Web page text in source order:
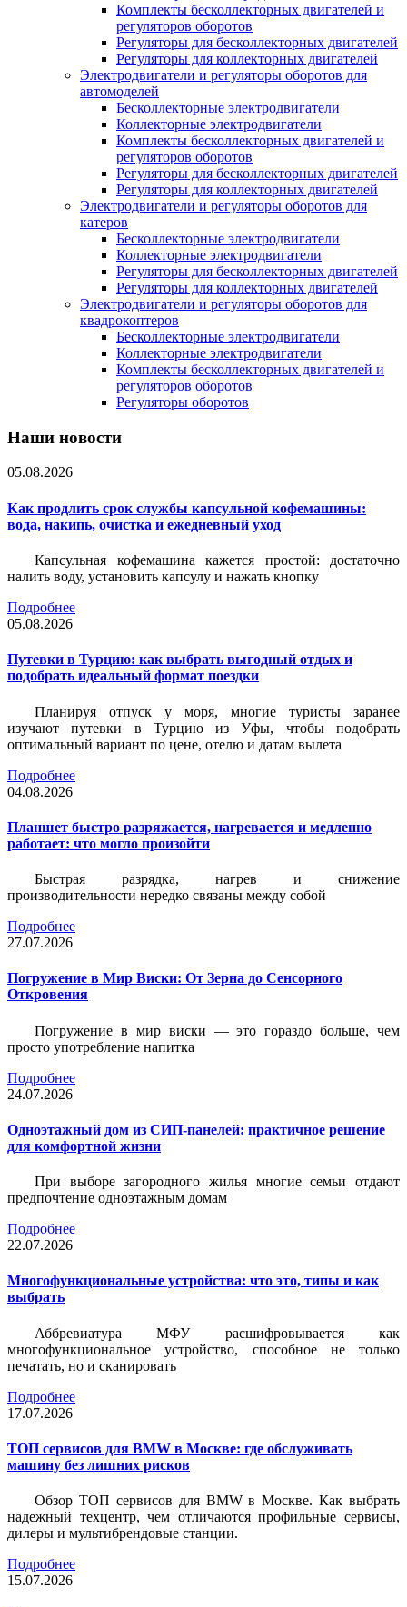
Комплекты бесколлекторных двигателей и
регуляторов оборотов
Регуляторы для бесколлекторных двигателей
Регуляторы для коллекторных двигателей
Электродвигатели и регуляторы оборотов для
автомоделей
Бесколлекторные электродвигатели
Коллекторные электродвигатели
Комплекты бесколлекторных двигателей и
регуляторов оборотов
Регуляторы для бесколлекторных двигателей
Регуляторы для коллекторных двигателей
Электродвигатели и регуляторы оборотов для
катеров
Бесколлекторные электродвигатели
Коллекторные электродвигатели
Регуляторы для бесколлекторных двигателей
Регуляторы для коллекторных двигателей
Электродвигатели и регуляторы оборотов для
квадрокоптеров
Бесколлекторные электродвигатели
Коллекторные электродвигатели
Комплекты бесколлекторных двигателей и
регуляторов оборотов
Регуляторы оборотов
Наши новости
05.08.2026
Как продлить срок службы капсульной кофемашины:
вода, накипь, очистка и ежедневный уход
Капсульная кофемашина кажется простой: достаточно
налить воду, установить капсулу и нажать кнопку
Подробнее
05.08.2026
Путевки в Турцию: как выбрать выгодный отдых и
подобрать идеальный формат поездки
Планируя отпуск у моря, многие туристы заранее
изучают путевки в Турцию из Уфы, чтобы подобрать
оптимальный вариант по цене, отелю и датам вылета
Подробнее
04.08.2026
Планшет быстро разряжается, нагревается и медленно
работает: что могло произойти
Быстрая разрядка, нагрев и снижение
производительности нередко связаны между собой
Подробнее
27.07.2026
Погружение в Мир Виски: От Зерна до Сенсорного
Откровения
Погружение в мир виски — это гораздо больше, чем
просто употребление напитка
Подробнее
24.07.2026
Одноэтажный дом из СИП-панелей: практичное решение
для комфортной жизни
При выборе загородного жилья многие семьи отдают
предпочтение одноэтажным домам
Подробнее
22.07.2026
Многофункциональные устройства: что это, типы и как
выбрать
Аббревиатура МФУ расшифровывается как
многофункциональное устройство, способное не только
печатать, но и сканировать
Подробнее
17.07.2026
ТОП сервисов для BMW в Москве: где обслуживать
машину без лишних рисков
Обзор ТОП сервисов для BMW в Москве. Как выбрать
надежный техцентр, чем отличаются профильные сервисы,
дилеры и мультибрендовые станции.
Подробнее
15.07.2026